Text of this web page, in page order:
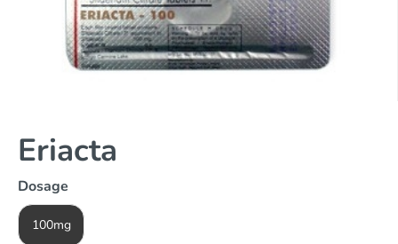
Eriacta
Dosage
100mg